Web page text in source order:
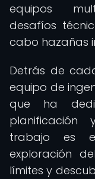
equipos
desafíos
cabo hazañas
Detrás de
equipo de
que ha
planificación
trabajo es
exploración
límites y